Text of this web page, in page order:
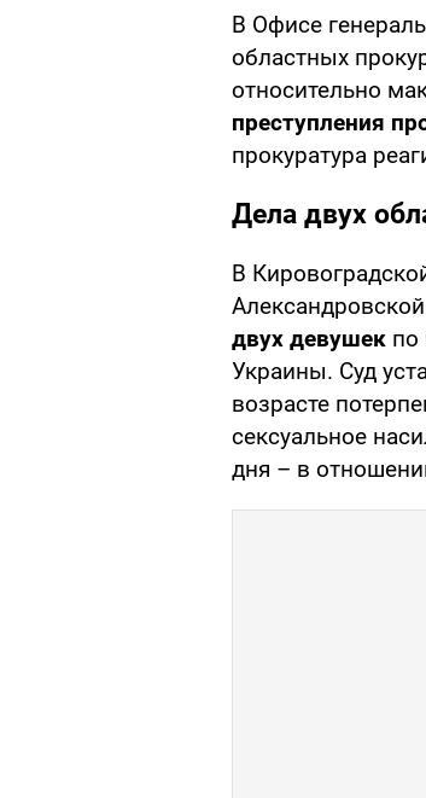
В Офисе
областных
относительно
преступления
прокуратура
Дела двух
В
двух девушек по
Украины. Суд
возрасте
сексуальное
дня – в